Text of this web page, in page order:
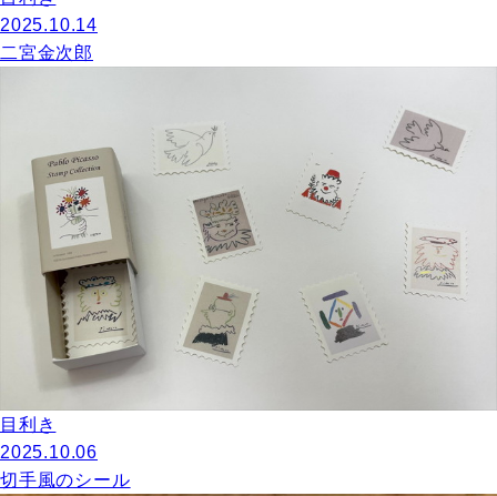
2025.10.14
二宮金次郎
目利き
2025.10.06
切手風のシール